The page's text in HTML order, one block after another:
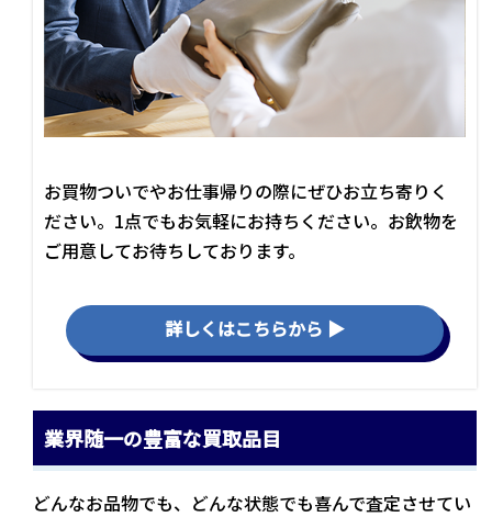
お買物ついでやお仕事帰りの際にぜひお立ち寄りく
ださい。1点でもお気軽にお持ちください。お飲物を
ご用意してお待ちしております。
詳しくはこちらから ▶
業界随一の豊富な買取品目
どんなお品物でも、どんな状態でも喜んで査定させてい